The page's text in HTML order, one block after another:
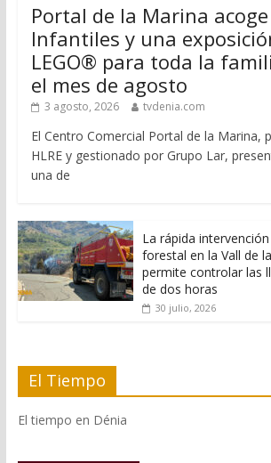
Portal de la Marina
Infantiles y una
LEGO® para toda la
el mes de agosto
3 agosto, 2026 tvdenia.com
El Centro Comercial Portal de la Marina,
HLRE y gestionado por Grupo Lar,
una de
La rápida
forestal en la Vall de
permite controlar las
de dos horas
30 julio, 2026
El Tiempo
El tiempo en Dénia